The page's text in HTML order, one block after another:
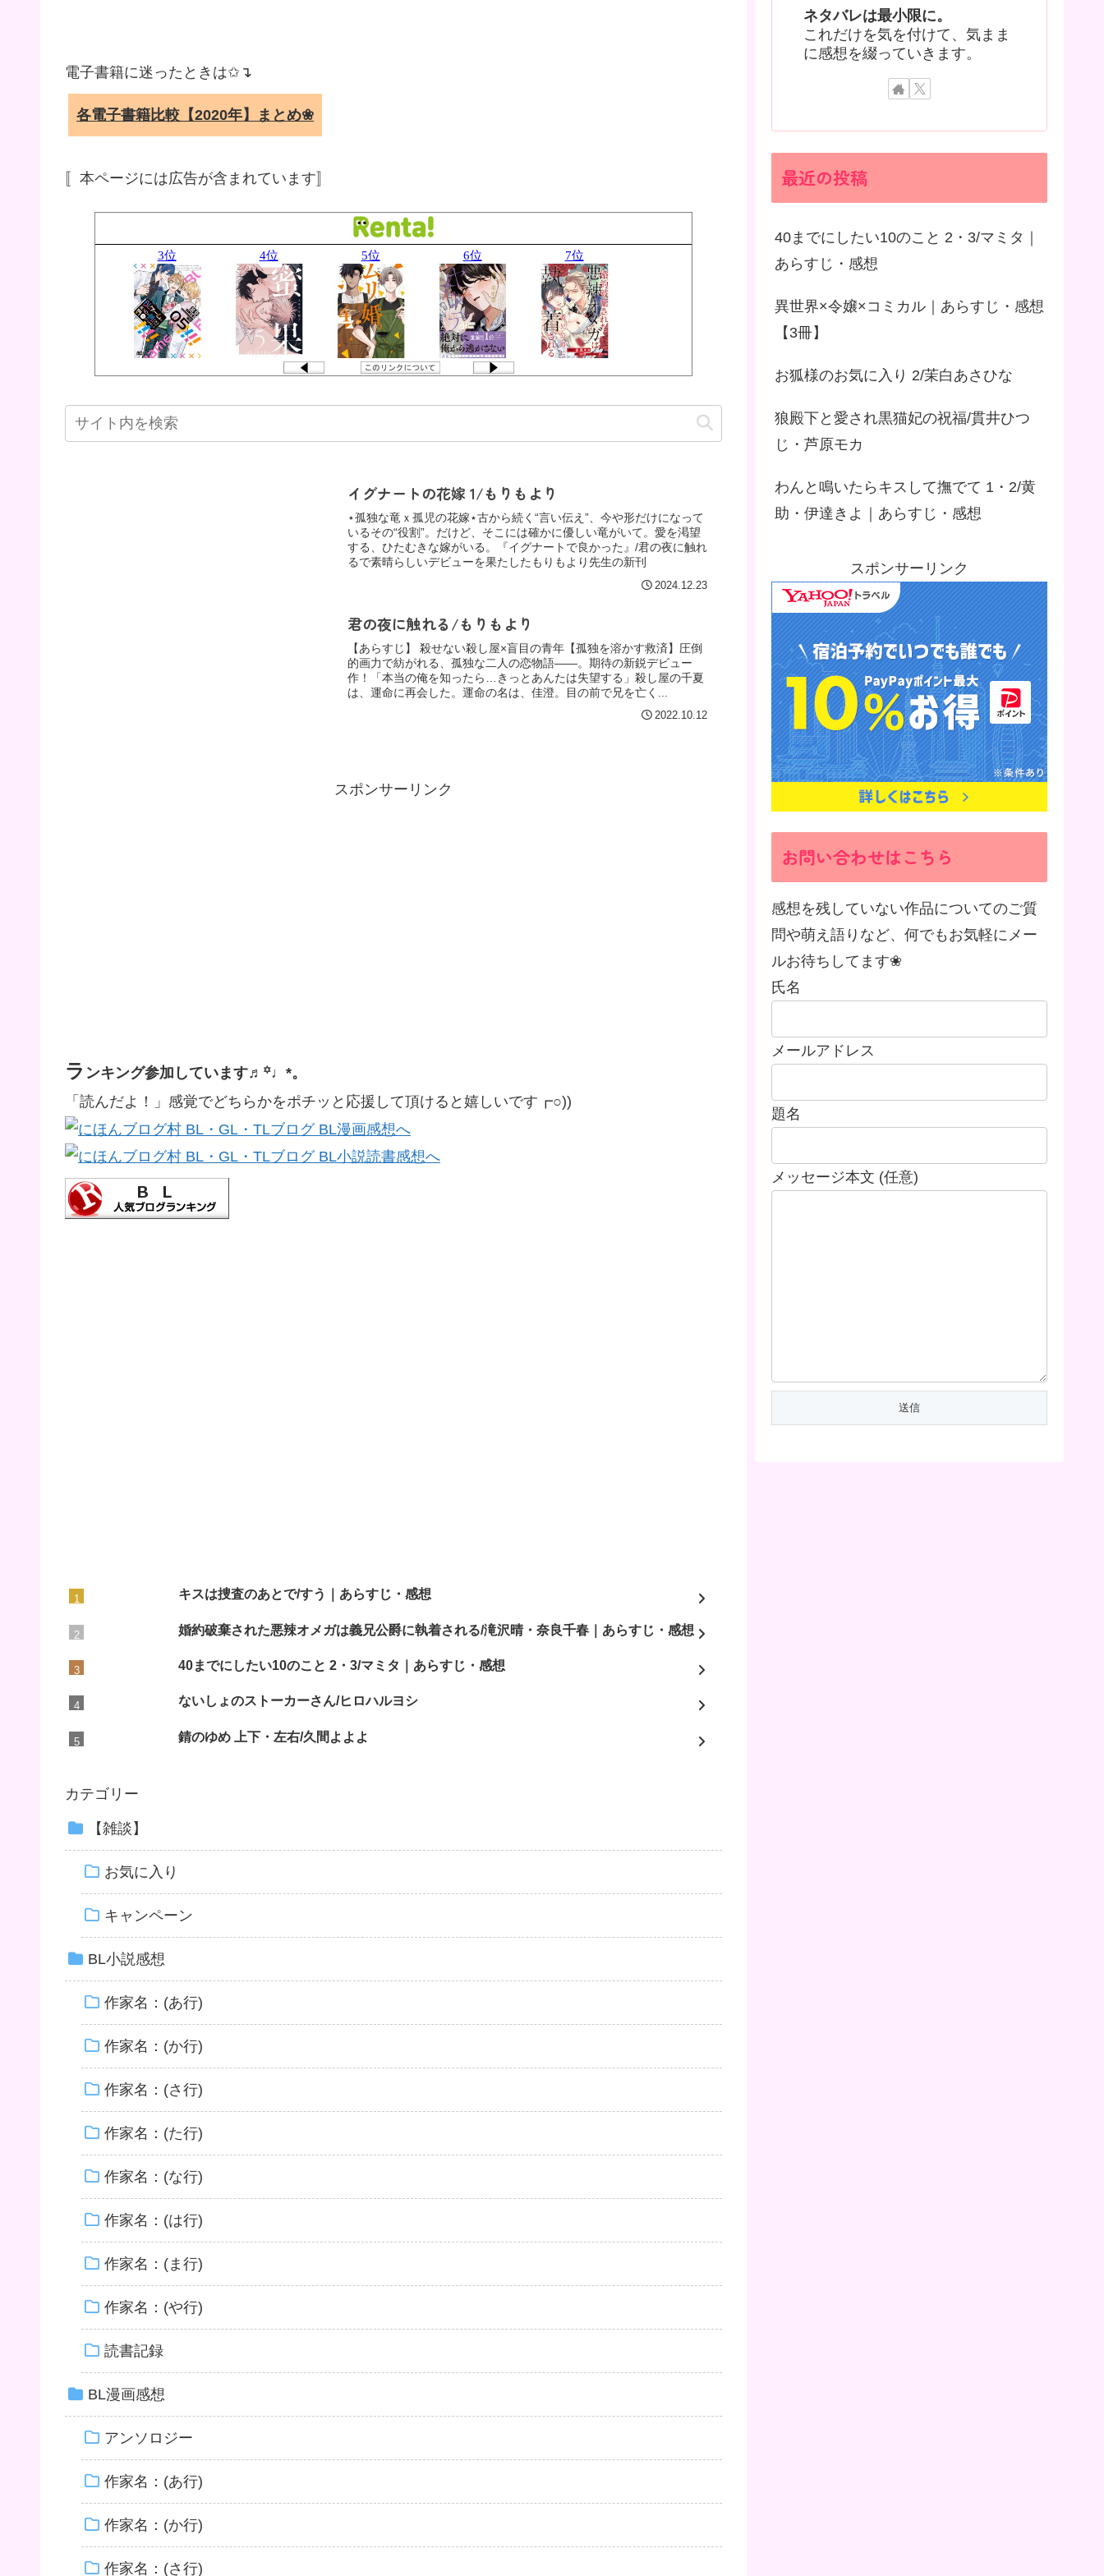
電子書籍に迷ったときは✩↴
各電子書籍比較【2020年】まとめ❀
〚本ページには広告が含まれています〛
イグナートの花嫁 1/もりもより
⋆孤独な竜ｘ孤児の花嫁⋆古から続く“言い伝え”、今や形だけになって
いるその“役割”。だけど、そこには確かに優しい竜がいて。愛を渇望
する、ひたむきな嫁がいる。『イグナートで良かった』/君の夜に触れ
るで素晴らしいデビューを果たしたもりもより先生の新刊
2024.12.23
君の夜に触れる/もりもより
【あらすじ】 殺せない殺し屋×盲目の青年【孤独を溶かす救済】圧倒
的画力で紡がれる、孤独な二人の恋物語――。期待の新鋭デビュー
作！「本当の俺を知ったら…きっとあんたは失望する」殺し屋の千夏
は、運命に再会した。運命の名は、佳澄。目の前で兄を亡く...
2022.10.12
スポンサーリンク
ラ ンキング参加しています♬꙳♩*。
「読んだよ！」感覚でどちらかをポチッと応援して頂けると嬉しいです┏○))
キスは捜査のあとで/すう｜あらすじ・感想
婚約破棄された悪辣オメガは義兄公爵に執着される/滝沢晴・奈良千春｜あらすじ・感想
40までにしたい10のこと 2・3/マミタ｜あらすじ・感想
ないしょのストーカーさん/ヒロハルヨシ
錆のゆめ 上下・左右/久間よよよ
カテゴリー
【雑談】
お気に入り
キャンペーン
BL小説感想
作家名：(あ行)
作家名：(か行)
作家名：(さ行)
作家名：(た行)
作家名：(な行)
作家名：(は行)
作家名：(ま行)
作家名：(や行)
読書記録
BL漫画感想
アンソロジー
作家名：(あ行)
作家名：(か行)
作家名：(さ行)
ネタバレは最小限に。
これだけを気を付けて、気まま
に感想を綴っていきます。
最近の投稿
40までにしたい10のこと 2・3/マミタ｜
あらすじ・感想
異世界×令嬢×コミカル｜あらすじ・感想
【3冊】
お狐様のお気に入り 2/茉白あさひな
狼殿下と愛され黒猫妃の祝福/貫井ひつ
じ・芦原モカ
わんと鳴いたらキスして撫でて 1・2/黄
助・伊達きよ｜あらすじ・感想
スポンサーリンク
お問い合わせはこちら
感想を残していない作品についてのご質
問や萌え語りなど、何でもお気軽にメー
ルお待ちしてます❀
氏名
メールアドレス
題名
メッセージ本文 (任意)